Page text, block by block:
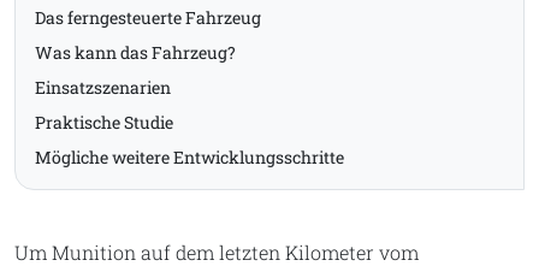
Das ferngesteuerte Fahrzeug
Was kann das Fahrzeug?
Einsatzszenarien
Praktische Studie
Mögliche weitere Entwicklungsschritte
Um Munition auf dem letzten Kilometer vom